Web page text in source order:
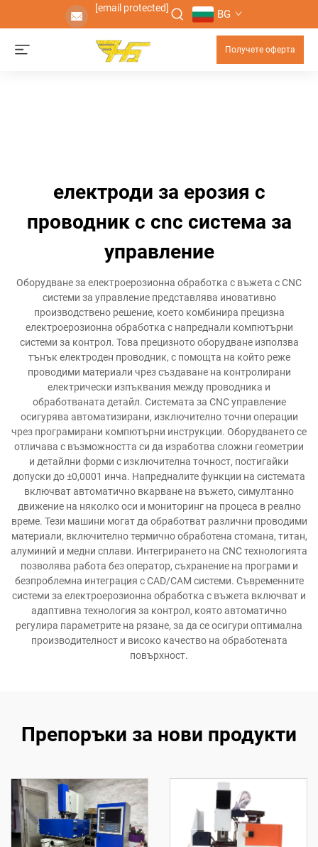
[email protected] BG
Получете оферта
електроди за ерозия с
проводник с cnc система за
управление
Оборудване за електроерозионна обработка с въжета с CNC
системи за управление представлява иновативно
производствено решение, което комбинира прецизна
електроерозионна обработка с напреднали компютърни
системи за контрол. Това прецизното оборудване използва
тънък електроден проводник, с помощта на който реже
проводими материали чрез създаване на контролирани
електрически изпъквания между проводника и
обработваната детайл. Системата за CNC управление
осигурява автоматизирани, изключително точни операции
чрез програмирани компютърни инструкции. Оборудването се
отличава с възможността си да изработва сложни геометрии
и детайлни форми с изключителна точност, постигайки
допуски до ±0,0001 инча. Напредналите функции на системата
включват автоматично вкарване на въжето, симултанно
движение на няколко оси и мониторинг на процеса в реално
време. Тези машини могат да обработват различни проводими
материали, включително термично обработена стомана, титан,
алуминий и медни сплави. Интегрирането на CNC технологията
позволява работа без оператор, съхранение на програми и
безпроблемна интеграция с CAD/CAM системи. Съвременните
системи за електроерозионна обработка с въжета включват и
адаптивна технология за контрол, която автоматично
регулира параметрите на рязане, за да се осигури оптимална
производителност и високо качество на обработената
повърхност.
Препоръки за нови продукти